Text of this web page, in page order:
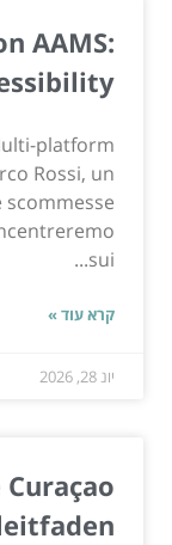
AAMS:
platform
Rossi, un
sui...
קרא עוד »
יונ 28, 2026